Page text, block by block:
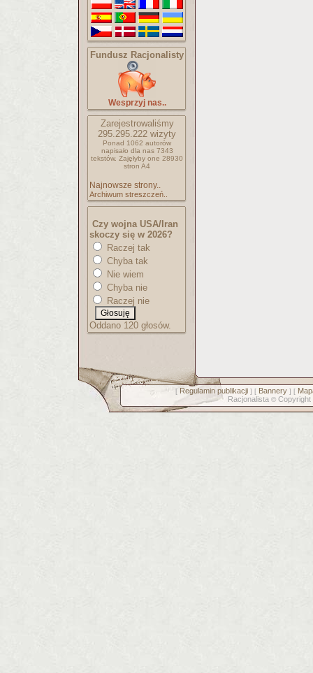
Fundusz Racjonalisty
Wesprzyj nas..
Zarejestrowaliśmy
295.295.222 wizyty
Ponad 1062 autorów
napisało dla nas 7343
tekstów. Zajęłyby one 28930
stron A4
Najnowsze strony..
Archiwum streszczeń..
Czy wojna USA/Iran
skoczy się w 2026?
Raczej tak
Chyba tak
Nie wiem
Chyba nie
Raczej nie
Oddano 120 głosów.
[ Regulamin publikacji] [ Bannery] [
Racjonalista © Copyright